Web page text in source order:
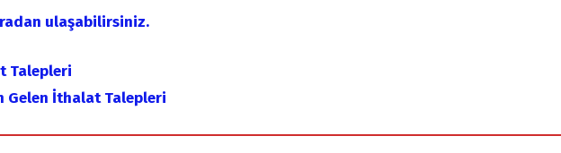
ulaşabilirsiniz.
Talepleri
Gelen İthalat Talepleri